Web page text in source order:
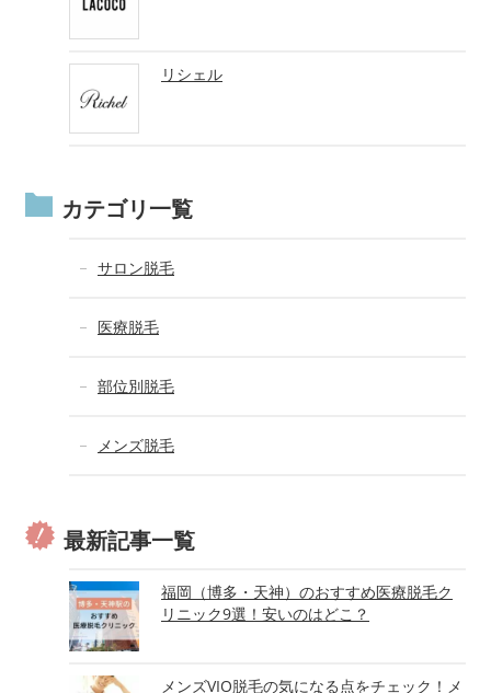
リシェル
カテゴリ一覧
サロン脱毛
医療脱毛
部位別脱毛
メンズ脱毛
最新記事一覧
福岡（博多・天神）のおすすめ医療脱毛ク
リニック9選！安いのはどこ？
メンズVIO脱毛の気になる点をチェック！メ